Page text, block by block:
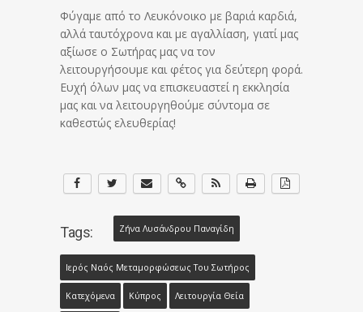
Φύγαμε από το Λευκόνοικο με βαριά καρδιά,
αλλά ταυτόχρονα και με αγαλλίαση, γιατί μας
αξίωσε ο Σωτήρας μας να τον
λειτουργήσουμε και φέτος για δεύτερη φορά.
Ευχή όλων μας να επισκευαστεί η εκκλησία
μας και να λειτουργηθούμε σύντομα σε
καθεστώς ελευθερίας!
Tags: Ζήνα Λυσάνδρου Παναγίδη
Ιερός Ναός Μεταμορφώσεως Του Σωτήρος
Κατεχόμενα Κύπρος Λειτουργία Θεία